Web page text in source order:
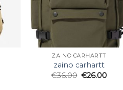
ZAINO CARHARTT
zaino carhartt
€36.00 €26.00